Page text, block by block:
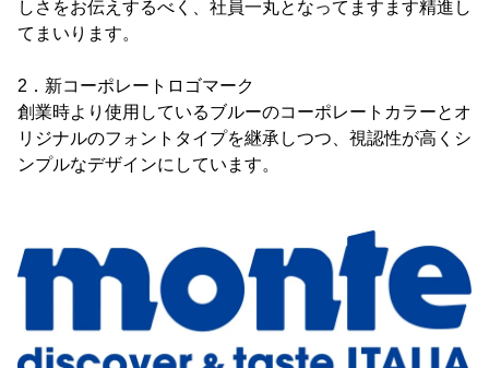
しさをお伝えするべく、社員一丸となってますます精進し
てまいります。
2．新コーポレートロゴマーク
創業時より使用しているブルーのコーポレートカラーとオ
リジナルのフォントタイプを継承しつつ、視認性が高くシ
ンプルなデザインにしています。